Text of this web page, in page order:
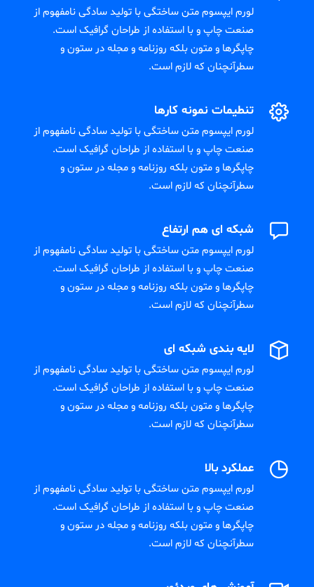
لورم ایپسوم متن ساختگی با تولید سادگی نامفهوم از
صنعت چاپ و با استفاده از طراحان گرافیک است.
چاپگرها و متون بلکه روزنامه و مجله در ستون و
سطرآنچنان که لازم است.
تنطیمات نمونه کارها
لورم ایپسوم متن ساختگی با تولید سادگی نامفهوم از
صنعت چاپ و با استفاده از طراحان گرافیک است.
چاپگرها و متون بلکه روزنامه و مجله در ستون و
سطرآنچنان که لازم است.
شبکه ای هم ارتفاع
لورم ایپسوم متن ساختگی با تولید سادگی نامفهوم از
صنعت چاپ و با استفاده از طراحان گرافیک است.
چاپگرها و متون بلکه روزنامه و مجله در ستون و
سطرآنچنان که لازم است.
لایه بندی شبکه ای
لورم ایپسوم متن ساختگی با تولید سادگی نامفهوم از
صنعت چاپ و با استفاده از طراحان گرافیک است.
چاپگرها و متون بلکه روزنامه و مجله در ستون و
سطرآنچنان که لازم است.
عملکرد بالا
لورم ایپسوم متن ساختگی با تولید سادگی نامفهوم از
صنعت چاپ و با استفاده از طراحان گرافیک است.
چاپگرها و متون بلکه روزنامه و مجله در ستون و
سطرآنچنان که لازم است.